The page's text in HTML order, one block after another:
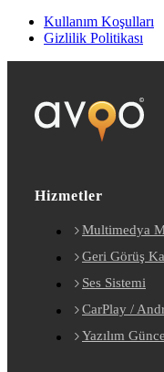
Kullanım Koşulları
Gizlilik Politikası
Hizmetler
Multimedya
Geri Görüş
Ses Sistemi
CarPlay /
Yazılım